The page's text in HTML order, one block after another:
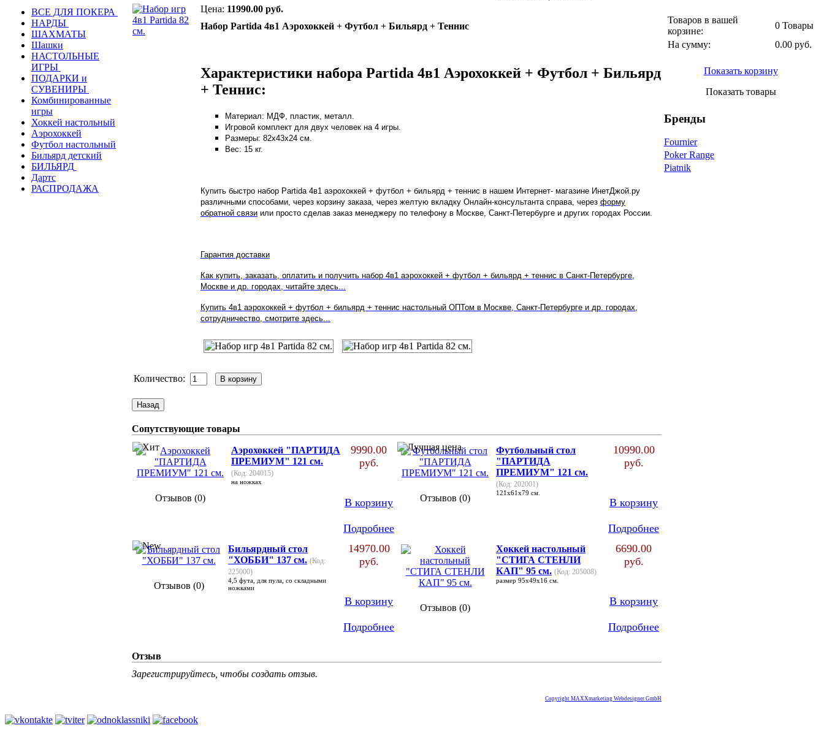
ВСЕ ДЛЯ ПОКЕРА
НАРДЫ
ШАХМАТЫ
Шашки
НАСТОЛЬНЫЕ
ИГРЫ
ПОДАРКИ и
СУВЕНИРЫ
Комбинированные
игры
Хоккей настольный
Аэрохоккей
Футбол настольный
Бильярд детский
БИЛЬЯРД
Дартс
РАСПРОДАЖА
Цена: 11990.00 руб.
Набор Partida 4в1 Аэрохоккей + Футбол + Бильярд + Теннис
Характеристики набора Partida 4в1 Аэрохоккей + Футбол + Бильярд
+ Теннис:
Материал: МДФ, пластик, металл.
Игровой комплект для двух человек на 4 игры.
Размеры: 82х43х24 см.
Вес: 15 кг.
Купить быстро набор Partida 4в1 аэрохоккей + футбол + бильярд + теннис в нашем Интернет- магазине ИнетДжой.ру
различными способами, через корзину заказа, через желтую вкладку Онлайн-консультанта справа, через форму
обратной связи или просто сделав заказ менеджеру по телефону в Москве, Санкт-Петербурге и других городах России.
Гарантия доставки
Как купить, заказать, оплатить и получить набор 4в1 аэрохоккей + футбол + бильярд + теннис в Санкт-Петербурге
Москве и др. городах, читайте здесь...
Купить 4в1 аэрохоккей + футбол + бильярд + теннис настольный ОПТом в Москве, Санкт-Петербурге и др. городах,
сотрудничество, смотрите здесь...
Количество:
Сопутствующие товары
Отзывов (0)
Аэрохоккей "ПАРТИДА
ПРЕМИУМ" 121 см.
(Код: 204015)
на ножках
9990.00
руб.
В корзину
Подробнее
Отзывов (0)
Футбольный стол
"ПАРТИДА
ПРЕМИУМ" 121 см.
(Код: 202001)
121x61x79 см.
10990.00
руб.
В корзину
Подробнее
Отзывов (0)
Бильярдный стол
"ХОББИ" 137 см. (Код:
225000)
4,5 фута, для пула, со складными
ножками
14970.00
руб.
В корзину
Подробнее
Отзывов (0)
Хоккей настольный
"СТИГА СТЕНЛИ
КАП" 95 см. (Код: 205008)
размер 95х49х16 см.
6690.00
руб.
В корзину
Подробнее
Отзыв
Зарегистрируйтесь, чтобы создать отзыв.
Copyright MAXXmarketing Webdesigner GmbH
Товаров в вашей
корзине:
0 Товары
На сумму:
0.00 руб.
Показать корзину
Показать товары
Бренды
Fournier
Poker Range
Piatnik